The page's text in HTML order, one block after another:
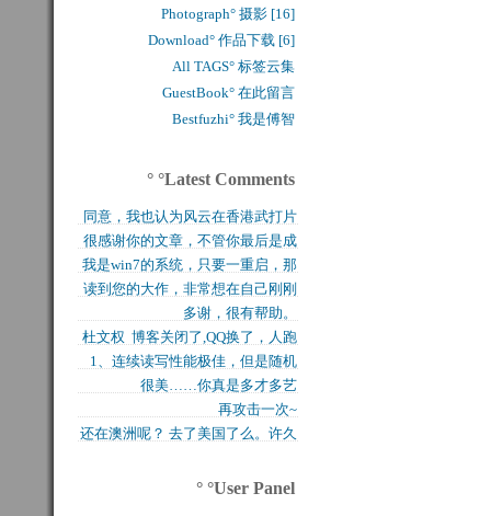
Photograph° 摄影 [16]
Download° 作品下载 [6]
All TAGS° 标签云集
GuestBook° 在此留言
Bestfuzhi° 我是傅智
° °Latest Comments
同意，我也认为风云在香港武打片
历史上是绝无仅有的，...
很感谢你的文章，不管你最后是成
功还是失败，能让后来...
我是win7的系统，只要一重启，那
块MFT盘就无法...
读到您的大作，非常想在自己刚刚
买的固态硬盘上试试，...
多谢，很有帮助。
杜文权 博客关闭了,QQ换了，人跑
了 新的QQ...
1、连续读写性能极佳，但是随机
写入性能极差（这对于...
很美……你真是多才多艺
再攻击一次~
还在澳洲呢？ 去了美国了么。许久
° °User Panel